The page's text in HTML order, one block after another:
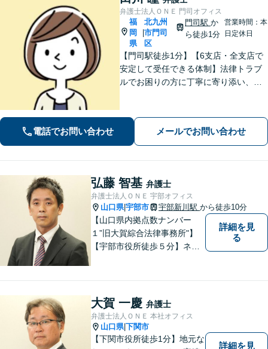
弁護士法人ＯＮＥ 門司オフィス
福
岡
県
|
北九州
市門司
区
門司駅 か
ら徒歩1分
営業時間：本
日定休日
【門司駅徒歩1分】【6支店・全支店で
安定して受任できる体制】法律トラブ
ルでお困りの方に丁寧に寄り添い、納
りの方はぜひご相談ください【駐車場
電話でお問い合わせ メールでお問い合わせ
弘藤 智基 弁護士
弁護士法人ＯＮＥ 宇部オフィス
山口県|宇部市 宇部新川駅 から徒歩10分
【山口県内拠点数ナンバー
１”旧大賀綜合法律事務所"】
【宇部市役所徒歩５分】ネッ
相談ください。
詳細を見
る
大賀 一慶 弁護士
弁護士法人ＯＮＥ 本社オフィス
山口県|下関市
【下関市役所徒歩1分】地元な
詳細を見